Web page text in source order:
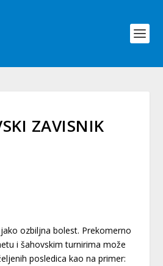
ZAVISNIK
ozbiljna bolest. Prekomerno
i šahovskim turnirima može
posledica kao na primer: